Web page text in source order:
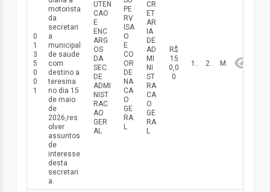
0
1
3
5
0
0
1
motorista
da
secretari
a
municipal
de saude
com
destino a
teresina
no dia 15
de maio
de
2026,res
olver
assuntos
de
interesse
desta
secretari
a.
UTEN
CAO
E
ENC
ARG
OS
DA
SEC.
DE
ADMI
NIST
RAC
AO
GER
AL
PE
RV
ISA
O
E
CO
OR
DE
NA
CA
O
GE
RA
L
CR
ET
AR
IA
DE
AD
MI
NI
ST
RA
CA
O
GE
RA
L
R$
15
0,0
0
15/05/2026 2026 Maio